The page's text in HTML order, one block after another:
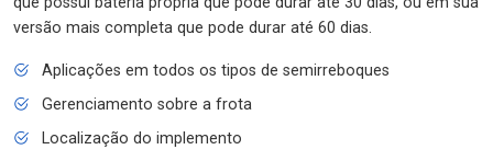
versão mais completa que pode durar até 60 dias.
Aplicações em todos os tipos de semirreboques
Gerenciamento sobre a frota
Localização do implemento